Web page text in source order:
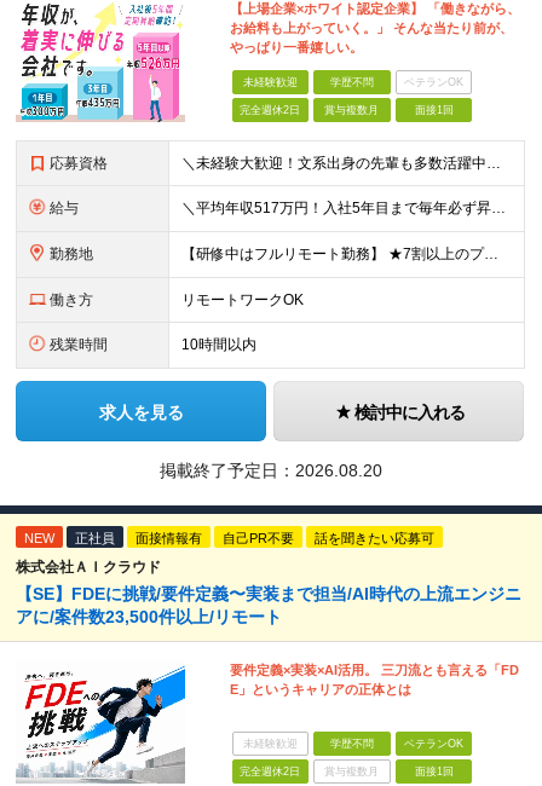
【上場企業×ホワイト認定企業】 「働きながら、
お給料も上がっていく。」 そんな当たり前が、
やっぱり一番嬉しい。
未経験歓迎 学歴不問 ベテランOK
完全週休2日 賞与複数月 面接1回
応募資格 ＼未経験大歓迎！文系出身の先輩も多数活躍中／ ◆PCスキルに自信のない方も歓迎 ◆完全未経験OK ◆社会人デビューもOK ◆学歴不問 「働きながら少しずつ専門スキルを身につけたい」という意欲重視の採
給与 ＼平均年収517万円！入社5年目まで毎年必ず昇給／ ■賞与年3回 ■年収800万円以上も可 ■入社3年以上の平均年収469.2万円 月給23万2000円以上＋賞与年3回＋各種手当 ☆入社5年目まで最
勤務地 【研修中はフルリモート勤務】 ★7割以上のプロジェクトでリモートワークを導入 ★一都三県のプロジェクト先 ★転居を伴う転勤なし ＜プロジェクト先＞ 東京・神奈川・千葉・埼玉でのプロジェクト先にて勤務
働き方 リモートワークOK
残業時間 10時間以内
求人を見る 検討中に入れる
掲載終了予定日： 2026.08.20
NEW 正社員 面接情報有 自己PR不要 話を聞きたい応募可
株式会社ＡＩクラウド
【SE】FDEに挑戦/要件定義〜実装まで担当/AI時代の上流エンジニ
アに/案件数23,500件以上/リモート
要件定義×実装×AI活用。 三刀流とも言える「FD
E」というキャリアの正体とは
未経験歓迎 学歴不問 ベテランOK
完全週休2日 賞与複数月 面接1回